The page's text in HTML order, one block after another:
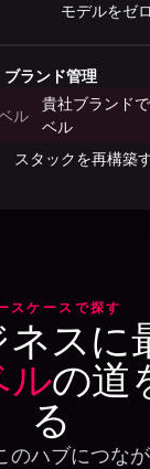
モデルをゼ
ブランド管理
ル
貴社ブランド
ベル
スタックを再構築
スケースで探す
スに
ルの道
る
のハブにつ